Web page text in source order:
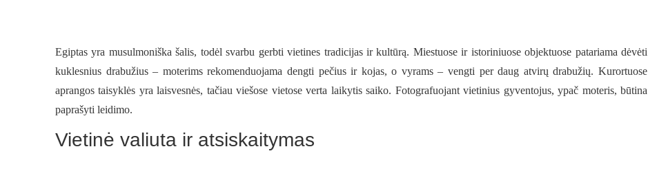
Egiptas yra musulmoniška šalis, todėl svarbu gerbti vietines tradicijas ir kultūrą. Miestuose ir istoriniuose objektuose patariama dėvėti
kuklesnius drabužius – moterims rekomenduojama dengti pečius ir kojas, o vyrams – vengti per daug atvirų drabužių. Kurortuose
aprangos taisyklės yra laisvesnės, tačiau viešose vietose verta laikytis saiko. Fotografuojant vietinius gyventojus, ypač moteris, būtina
paprašyti leidimo.
Vietinė valiuta ir atsiskaitymas